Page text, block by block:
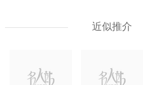
近似推介